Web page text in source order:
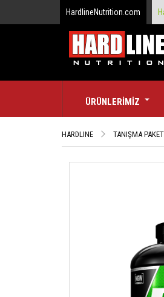
HardlineNutrition.com
ÜRÜNLERİMİZ
HARDLINE TANIŞMA